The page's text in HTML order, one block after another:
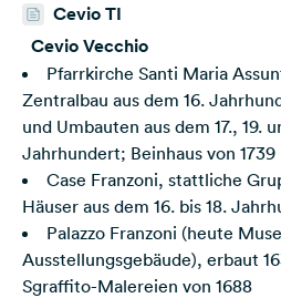
Cevio TI
Cevio Vecchio
Pfarrkirche Santi Maria
Zentralbau aus dem 16.
und Umbauten aus dem 17., 19.
Jahrhundert; Beinhaus von 1739
Case Franzoni, stattliche
Häuser aus dem 16. bis 18.
Palazzo Franzoni (heute
Ausstellungsgebäude), erbaut
Sgraffito-Malereien von 1688